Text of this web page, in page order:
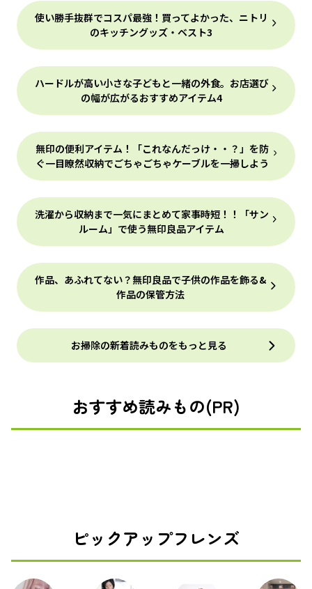
使い勝手抜群でコスパ最強！買ってよかった、ニトリ
のキッチングッズ・ベスト3
ハードルが高い小さな子どもと一緒の外食。お店選び
の幅が広がるおすすめアイテム4
無印の便利アイテム！「これなんだっけ・・？」を防
ぐ一目瞭然収納でごちゃごちゃケーブルを一掃しよう
洗濯から収納まで一気にまとめて家事時短！！「サン
ルーム」で使う無印良品アイテム
作品、あふれてない？無印良品で子供の作品を飾る&
作品の保管方法
お掃除の新着読みものをもっと見る
おすすめ読みもの(PR)
ピックアップフレンズ